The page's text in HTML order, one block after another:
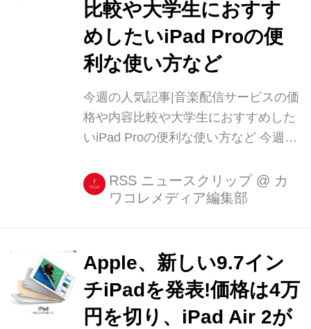
比較や大学生におすす
めしたいiPad Proの便
利な使い方など
今週の人気記事|音楽配信サービスの価
格や内容比較や大学生におすすめした
いiPad Proの便利な使い方など 今週の
事をランキング形式でご紹介! 定額音
楽配信サービスの比較や、大学生にオ
【1位】iPhoneで使える音楽 [...]
RSS ニュースクリップ @ カ
ワコレメディア編集部
Apple、新しい9.7イン
チiPadを発表!価格は4万
円を切り、iPad Air 2が